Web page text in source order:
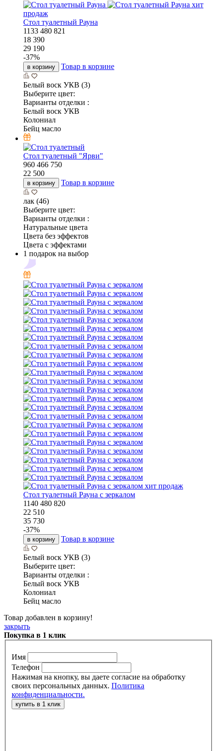
хит
продаж
Стол туалетный Рауна
1133 480 821
18 390
29 190
-37%
в корзину Товар в корзине
Белый воск УКВ (3)
Выберите цвет:
Варианты отделки :
Белый воск УКВ
Колониал
Бейц масло
Стол туалетный "Ярви"
960 466 750
22 500
в корзину Товар в корзине
лак (46)
Выберите цвет:
Варианты отделки :
Натуральные цвета
Цвета без эффектов
Цвета с эффектами
1 подарок на выбор
хит продаж
Стол туалетный Рауна с зеркалом
1140 480 820
22 510
35 730
-37%
в корзину Товар в корзине
Белый воск УКВ (3)
Выберите цвет:
Варианты отделки :
Белый воск УКВ
Колониал
Бейц масло
Товар добавлен в корзину!
закрыть
Покупка в 1 клик
Имя
Телефон
Нажимая на кнопку, вы даете согласие на обработку
своих персональных данных. Политика
конфиденциальности.